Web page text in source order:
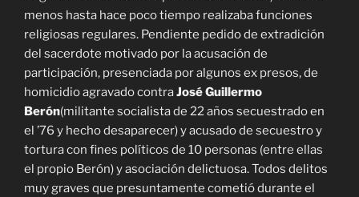
menos hasta hace poco tiempo realizaba funciones
religiosas regulares. Pendiente pedido de extradición
del sacerdote motivado por la acusación de
participación, presenciada por algunos ex presos, de
homicidio agravado contraJosé Guillermo
Berón(militante socialista de 22 años secuestrado en
el ’76 y hecho desaparecer) y acusado de secuestro y
tortura con fines políticos de 10 personas (entre ellas
el propio Berón) y asociación delictuosa. Todos delitos
muy graves que presuntamente cometió durante el